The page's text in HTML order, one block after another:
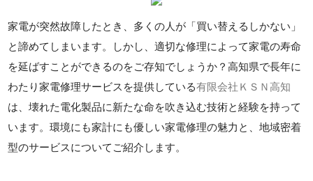
家電が突然故障したとき、多くの人が「買い替えるしかない」
と諦めてしまいます。しかし、適切な修理によって家電の寿命
を延ばすことができるのをご存知でしょうか？高知県で長年に
わたり家電修理サービスを提供している有限会社ＫＳＮ高知
は、壊れた電化製品に新たな命を吹き込む技術と経験を持って
います。環境にも家計にも優しい家電修理の魅力と、地域密着
型のサービスについてご紹介します。